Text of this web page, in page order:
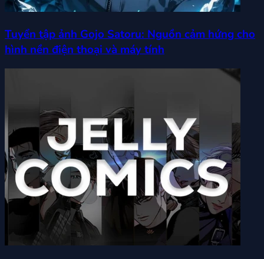
Tuyển tập ảnh Gojo Satoru: Nguồn cảm hứng cho
hình nền điện thoại và máy tính